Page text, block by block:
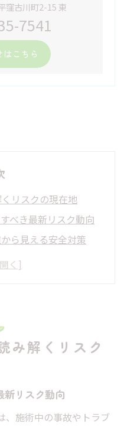
窪古川町2-15 東
7541
こちら
リスクの現在地
べき最新リスク動向
ら見える安全対策
うがいい理由の真実
服装選びとマナー解説
と安心できる対応法
いNG例とマナー
み解くリスク
新リスク動向
、施術中の事故やトラブ